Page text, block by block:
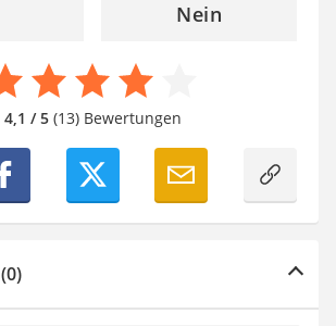
Nein
4,1 / 5(13) Bewertungen